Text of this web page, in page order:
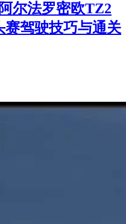
尔法罗密欧TZ2
赛驾驶技巧与通关